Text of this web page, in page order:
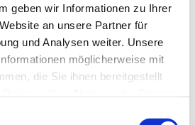
geben wir Informationen zu Ihrer
an unsere Partner für
und Analysen weiter. Unsere
möglicherweise mit
die Sie ihnen bereitgestellt
für
und Patienten
Qualitätssiegel
für